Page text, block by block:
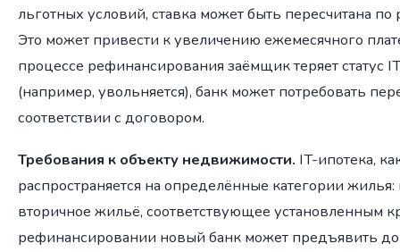
льготных условий, ставка может быть пересчитана
Это может привести к увеличению ежемесячного
процессе рефинансирования заёмщик теряет статус
(например, увольняется), банк может потребовать
соответствии с договором.
Требования к объекту недвижимости. IT-ипотека,
распространяется на определённые категории
вторичное жильё, соответствующее установленным
рефинансировании новый банк может предъявить